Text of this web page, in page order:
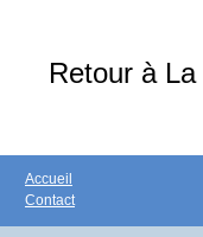
Retour à
Accueil
Contact